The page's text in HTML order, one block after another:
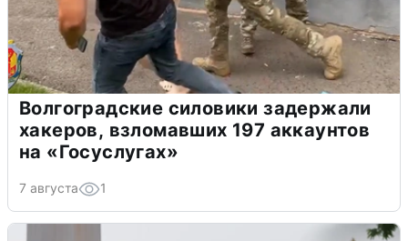
Волгоградские силовики задержали
хакеров, взломавших 197 аккаунтов
на «Госуслугах»
7 августа 1